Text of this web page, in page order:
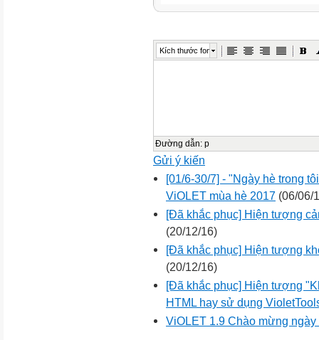
Kích thước font
Đường dẫn: p
Gửi ý kiến
[01/6-30/7] - "Ngày hè trong
ViOLET mùa hè 2017 (06/06/
[Đã khắc phục] Hiện tượng
(20/12/16)
[Đã khắc phục] Hiện tượng
(20/12/16)
[Đã khắc phục] Hiện tượng
HTML hay sử dụng
ViOLET 1.9 Chào mừng